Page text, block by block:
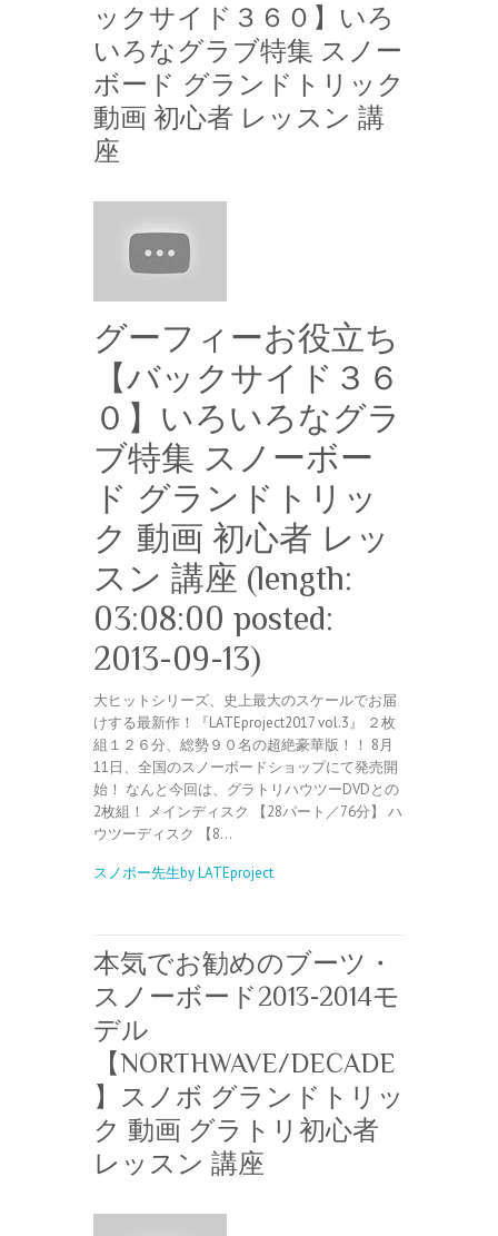
ックサイド３６０】いろ
いろなグラブ特集 スノー
ボード グランドトリック
動画 初心者 レッスン 講
座
グーフィーお役立ち
【バックサイド３６
０】いろいろなグラ
ブ特集 スノーボー
ド グランドトリッ
ク 動画 初心者 レッ
スン 講座 (length:
03:08:00 posted:
2013-09-13)
大ヒットシリーズ、史上最大のスケールでお届
けする最新作！『LATEproject2017 vol.3』 ２枚
組１２６分、総勢９０名の超絶豪華版！！ 8月
11日、全国のスノーボードショップにて発売開
始！ なんと今回は、グラトリハウツーDVDとの
2枚組！ メインディスク 【28パート／76分】 ハ
ウツーディスク 【8…
スノボー先生by LATEproject
本気でお勧めのブーツ・
スノーボード2013-2014モ
デル
【NORTHWAVE/DECADE
】スノボ グランドトリッ
ク 動画 グラトリ初心者
レッスン 講座